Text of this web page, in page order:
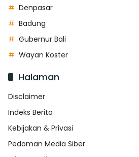
Denpasar
Badung
Gubernur Bali
Wayan Koster
Halaman
Disclaimer
Indeks Berita
Kebijakan & Privasi
Pedoman Media Siber